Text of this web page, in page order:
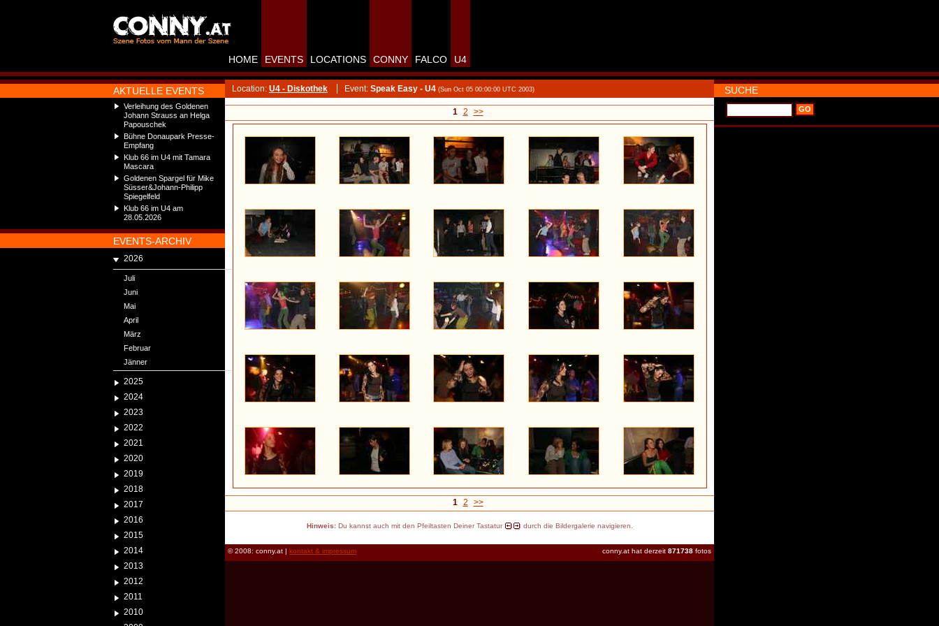
AKTUELLE EVENTS
Verleihung des Goldenen
Johann Strauss an Helga
Papouschek
Bühne Donaupark Presse-
Empfang
Klub 66 im U4 mit Tamara
Mascara
Goldenen Spargel für Mike
Süsser&Johann-Philipp
Spiegelfeld
Klub 66 im U4 am
28.05.2026
EVENTS-ARCHIV
2026
Juli
Juni
Mai
April
März
Februar
Jänner
2025
2024
2023
2022
2021
2020
2019
2018
2017
2016
2015
2014
2013
2012
2011
2010
HOME EVENTS LOCATIONS CONNY FALCO U4
Location: U4 - Diskothek Event: Speak Easy - U4 (Sun Oct 05 00:00:00 UTC 2003)
1 2 >>
1 2 >>
Hinweis:Du kannst auch mit den Pfeiltasten Deiner Tastatur durch die Bildergalerie navigieren.
conny.at hat derzeit 871738 fotos
© 2008: conny.at | kontakt & impressum
SUCHE